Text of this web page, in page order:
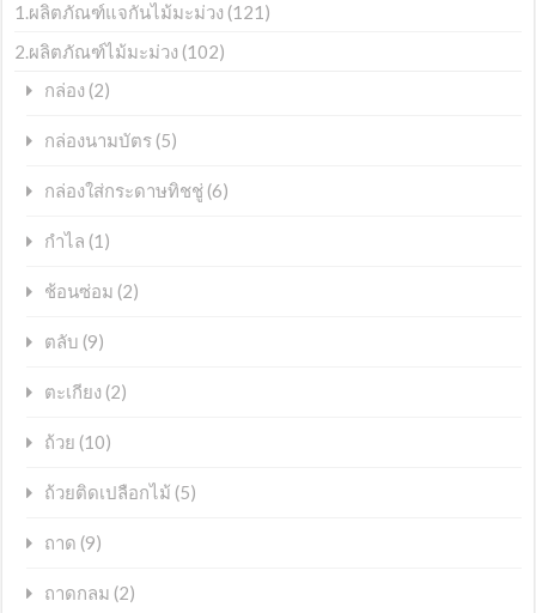
1.ผลิตภัณฑ์แจกันไม้มะม่วง (121)
2.ผลิตภัณฑ์ไม้มะม่วง (102)
กล่อง (2)
กล่องนามบัตร (5)
กล่องใส่กระดาษทิชชู่ (6)
กำไล (1)
ช้อนซ่อม (2)
ตลับ (9)
ตะเกียง (2)
ถ้วย (10)
ถ้วยติดเปลือกไม้ (5)
ถาด (9)
ถาดกลม (2)